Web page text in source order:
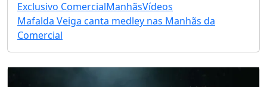
Exclusivo ComercialManhãsVídeos
Mafalda Veiga canta medley nas Manhãs da
Comercial